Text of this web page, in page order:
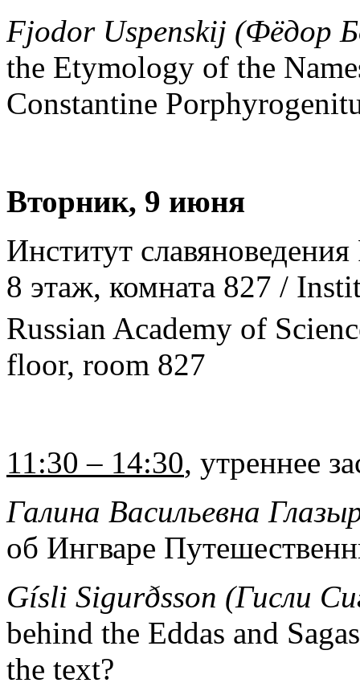
Fjodor Uspenskij (Фёдор
the Etymology of the
Constantine
Вторник, 9 июня
Институт
8 этаж, комната 827 /
Russian Academy of
floor, room 827
11:30 – 14:30, утреннее
Галина Васильевна
об Ингваре
Gísli Sigurðsson (Гисли
behind the Eddas and
the text?